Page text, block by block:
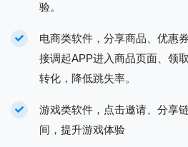
验。
电商类软件，分享商品、优惠
接调起APP进入商品页面、领
转化，降低跳失率。
游戏类软件，点击邀请、分享
间，提升游戏体验